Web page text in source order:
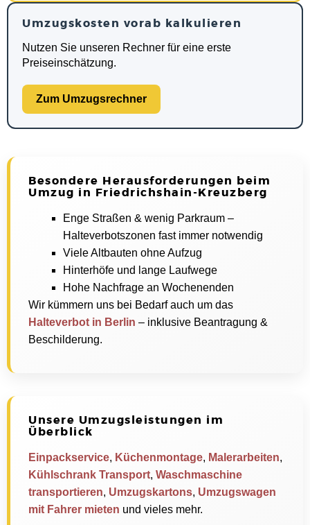
Umzugskosten vorab kalkulieren
Nutzen Sie unseren Rechner für eine erste
Preiseinschätzung.
Zum Umzugsrechner
Besondere Herausforderungen beim
Umzug in Friedrichshain-Kreuzberg
Enge Straßen & wenig Parkraum –
Halteverbotszonen fast immer notwendig
Viele Altbauten ohne Aufzug
Hinterhöfe und lange Laufwege
Hohe Nachfrage an Wochenenden
Wir kümmern uns bei Bedarf auch um das
Halteverbot in Berlin – inklusive Beantragung &
Beschilderung.
Unsere Umzugsleistungen im
Überblick
Einpackservice, Küchenmontage, Malerarbeiten,
Kühlschrank Transport, Waschmaschine
transportieren, Umzugskartons, Umzugswagen
mit Fahrer mieten und vieles mehr.